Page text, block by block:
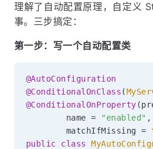
理解了自动配置原理，自定义
事。三步搞定：
第一步：写一个自动配置类
@AutoConfiguration
@ConditionalOnClass (
@ConditionalOnProperty (
        name
= "enabled" ,
        matchIfMissing
=
public
class